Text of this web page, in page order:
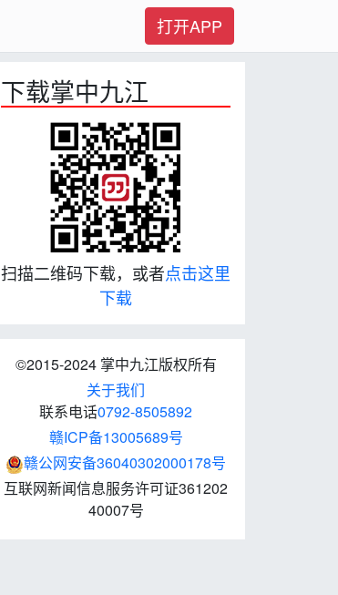
打开APP
下载掌中九江
扫描二维码下载，或者点击这里
下载
©2015-2024 掌中九江版权所有
关于我们
联系电话0792-8505892
赣ICP备13005689号
赣公网安备36040302000178号
互联网新闻信息服务许可证361202
40007号